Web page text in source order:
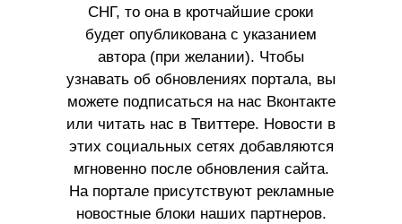
СНГ, то она в кротчайшие сроки
будет опубликована с указанием
автора (при желании). Чтобы
узнавать об обновлениях портала, вы
можете подписаться на нас Вконтакте
или читать нас в Твиттере. Новости в
этих социальных сетях добавляются
мгновенно после обновления сайта.
На портале присутствуют рекламные
новостные блоки наших партнеров.